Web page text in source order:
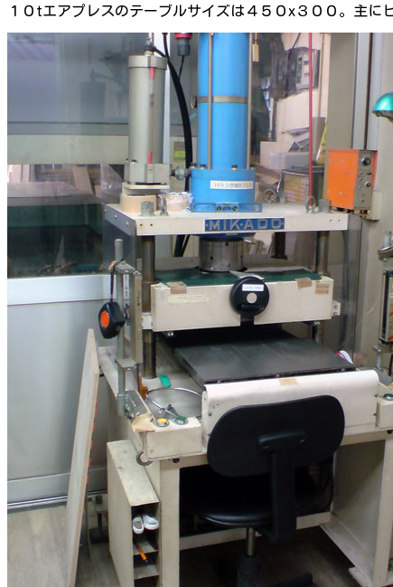
１０tエアプレスのテーブルサイズは４５０x３００。主に